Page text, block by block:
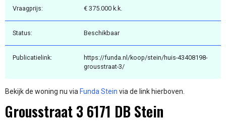
Vraagprijs: € 375.000 k.k.
Status: Beschikbaar
Publicatielink:
https://funda.nl/koop/stein/huis-43408198-
grousstraat-3/
Bekijk de woning nu via Funda Stein via de link hierboven.
Grousstraat 3 6171 DB Stein